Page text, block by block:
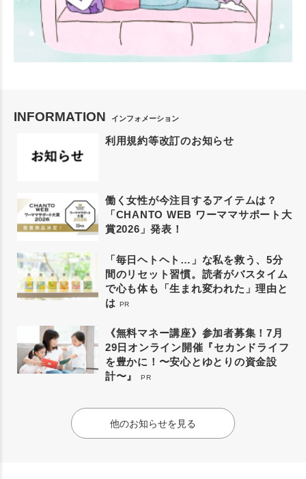
INFORMATION インフォメーション
利用規約等改訂のお知らせ
働く女性が今注目するアイテムは？
「CHANTO WEB ワーママサポート大
賞2026」発表！
「毎日ヘトヘト…」な私を救う、5分
間のリセット習慣。読者がバスタイム
で心も体も「生まれ変われた」理由と
は PR
《無料マネー講座》参加者募集！7月
29日オンライン開催『セカンドライフ
を豊かに！〜安心とゆとりの資金設
計〜』
PR
他のお知らせを見る